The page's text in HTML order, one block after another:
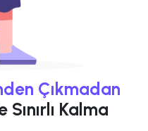
Çıkmadan
Sınırlı Kalma